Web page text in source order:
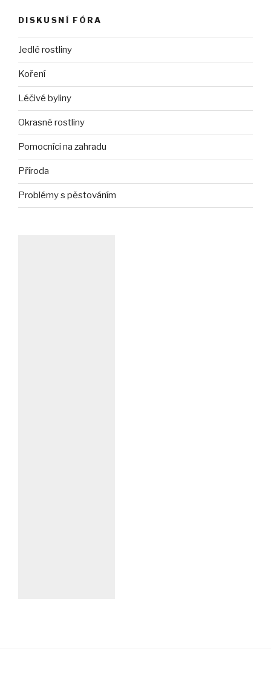
DISKUSNÍ FÓRA
Jedlé rostliny
Koření
Léčivé byliny
Okrasné rostliny
Pomocníci na zahradu
Příroda
Problémy s pěstováním